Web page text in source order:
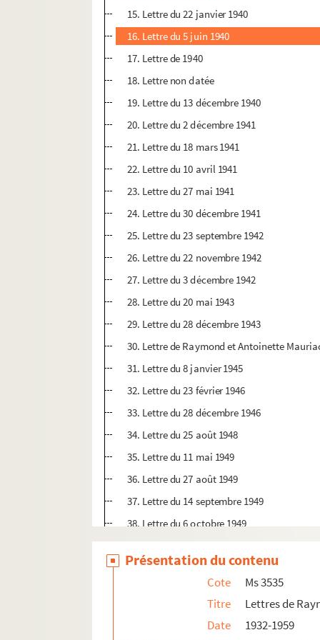
15. Lettre du 22 janvier 1940
16. Lettre du 5 juin 1940
17. Lettre de 1940
18. Lettre non datée
19. Lettre du 13 décembre 1940
20. Lettre du 2 décembre 1941
21. Lettre du 18 mars 1941
22. Lettre du 10 avril 1941
23. Lettre du 27 mai 1941
24. Lettre du 30 décembre 1941
25. Lettre du 23 septembre 1942
26. Lettre du 22 novembre 1942
27. Lettre du 3 décembre 1942
28. Lettre du 20 mai 1943
29. Lettre du 28 décembre 1943
30. Lettre de Raymond et Antoinette
31. Lettre du 8 janvier 1945
32. Lettre du 23 février 1946
33. Lettre du 28 décembre 1946
34. Lettre du 25 août 1948
35. Lettre du 11 mai 1949
36. Lettre du 27 août 1949
37. Lettre du 14 septembre 1949
38. Lettre du 6 octobre 1949
39. Lettre du 27 décembre 1949
40. Lettre du 24 juin 1950
41. Lettre du 29 juin 1950
42. Lettre du 21 décembre 1950
43. Lettre non datée
Présentation du contenu
Cote
Ms 3535
Titre
Lettres de
Date
1932-1959